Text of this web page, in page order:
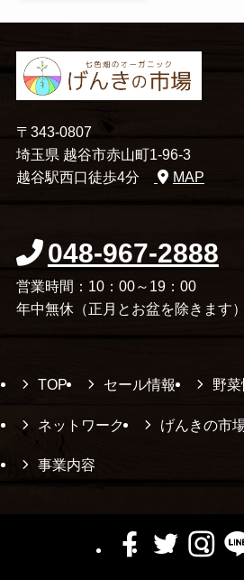
〒343-0807
埼玉県 越谷市赤山町1-96-3
越谷駅西口徒歩4分
MAP
048-967-2888
営業時間：10：00～19：00
年中無休（正月とお盆を除きます）
TOP セール情報 野菜
ネットワーク げんきの市
事業内容